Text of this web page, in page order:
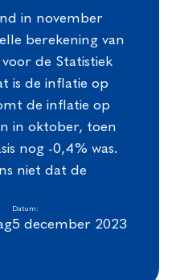
in november
berekening van
de Statistiek
is de inflatie op
de inflatie op
in oktober, toen
nog -0,4% was.
niet dat de
Datum:
5 december 2023